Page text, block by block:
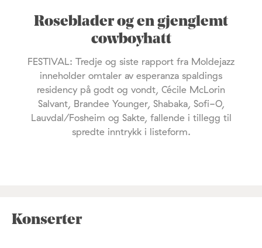
Roseblader og en gjenglemt
cowboyhatt
FESTIVAL: Tredje og siste rapport fra Moldejazz
inneholder omtaler av esperanza spaldings
residency på godt og vondt, Cécile McLorin
Salvant, Brandee Younger, Shabaka, Sofi-O,
Lauvdal/Fosheim og Sakte, fallende i tillegg til
spredte inntrykk i listeform.
Konserter